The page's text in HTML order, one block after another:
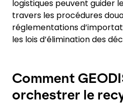
logistiques peuvent guider
travers les procédures
réglementations
les lois d’élimination des
Comment
orchestrer le